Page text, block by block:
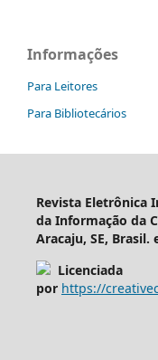
Informações
Para Leitores
Para Bibliotecários
Revista Eletrônica
da Informação da
Aracaju, SE, Brasil.
Licenciada
por https://